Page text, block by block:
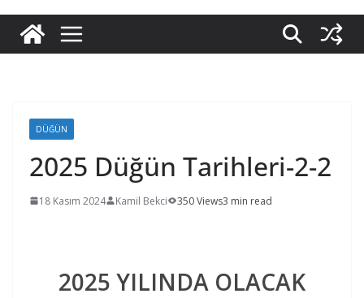
DÜĞÜN
2025 Düğün Tarihleri-2-2
18 Kasım 2024 Kamil Bekci 350 Views3 min read
2025 YILINDA OLACAK